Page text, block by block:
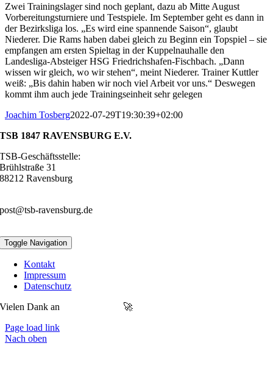
Zwei Trainingslager sind noch geplant, dazu ab Mitte August
Vorbereitungsturniere und Testspiele. Im September geht es dann in
der Bezirksliga los. „Es wird eine spannende Saison“, glaubt
Niederer. Die Rams haben dabei gleich zu Beginn ein Topspiel – sie
empfangen am ersten Spieltag in der Kuppelnauhalle den
Landesliga-Absteiger HSG Friedrichshafen-Fischbach. „Dann
wissen wir gleich, wo wir stehen“, meint Niederer. Trainer Kuttler
weiß: „Bis dahin haben wir noch viel Arbeit vor uns.“ Deswegen
kommt ihm auch jede Trainingseinheit sehr gelegen
Joachim Tosberg2022-07-29T19:30:39+02:00
TSB 1847 RAVENSBURG E.V.
TSB-Geschäftsstelle:
Brühlstraße 31
88212 Ravensburg
post@tsb-ravensburg.de
Toggle Navigation
Kontakt
Impressum
Datenschutz
Vielen Dank an
🚀
Page load link
Nach oben